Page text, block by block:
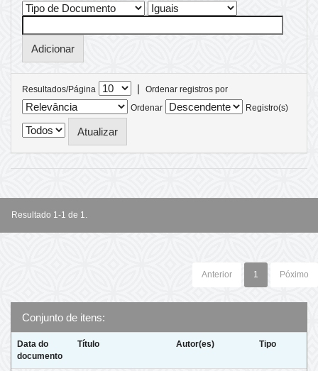
Resultados/Página |
Ordenar registros por
Ordenar
Registro(s)
Resultado 1-1 de 1.
Anterior 1 Póximo
Conjunto de itens:
Data do
documento
Título Autor(es) Tipo